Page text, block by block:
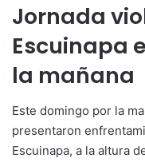
Jornada
Escuinapa
la mañana
Este domingo por la
presentaron
Escuinapa, a la altura